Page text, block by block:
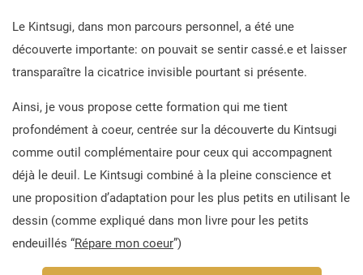
Le Kintsugi, dans mon parcours personnel, a été une
découverte importante: on pouvait se sentir cassé.e et laisser
transparaître la cicatrice invisible pourtant si présente.
Ainsi, je vous propose cette formation qui me tient
profondément à coeur, centrée sur la découverte du Kintsugi
comme outil complémentaire pour ceux qui accompagnent
déjà le deuil. Le Kintsugi combiné à la pleine conscience et
une proposition d’adaptation pour les plus petits en utilisant le
dessin (comme expliqué dans mon livre pour les petits
endeuillés “Répare mon coeur”)